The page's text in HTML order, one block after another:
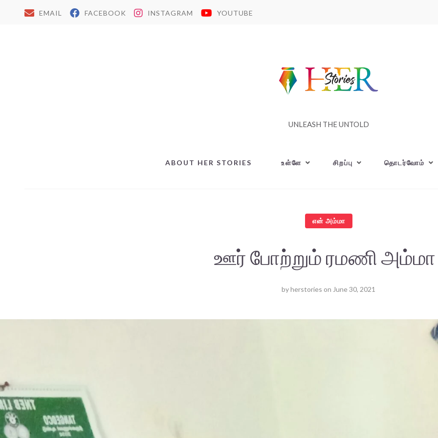
EMAIL FACEBOOK INSTAGRAM YOUTUBE
UNLEASH THE UNTOLD
ABOUT HER STORIES உள்ளே சிறப்பு தொடர்வோம்
என் அம்மா
ஊர் போற்றும் ரமணி
byherstories on June 30, 2021